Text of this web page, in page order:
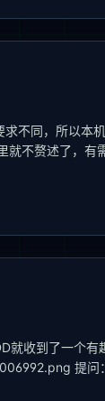
不同，所以本
就不赘述了，有
就收到了一个有
提问